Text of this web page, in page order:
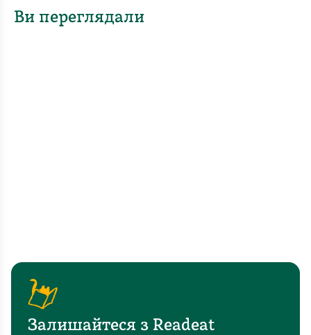
Ви переглядали
Залишайтеся з Readeat